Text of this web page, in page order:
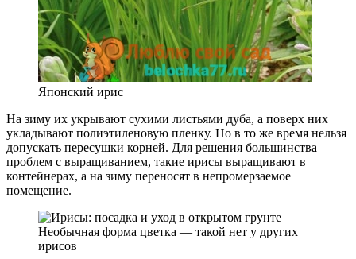
Японский ирис
На зиму их укрывают сухими листьями дуба, а поверх них
укладывают полиэтиленовую пленку. Но в то же время нельзя
допускать пересушки корней. Для решения большинства
проблем с выращиванием, такие ирисы выращивают в
контейнерах, а на зиму переносят в непромерзаемое
помещение.
Необычная форма цветка — такой нет у других
ирисов